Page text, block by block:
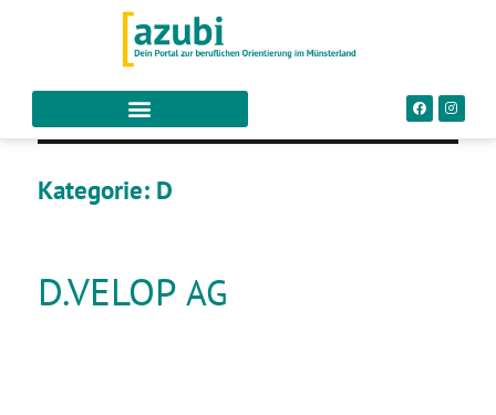
Kategorie: D
D.VELOPAG